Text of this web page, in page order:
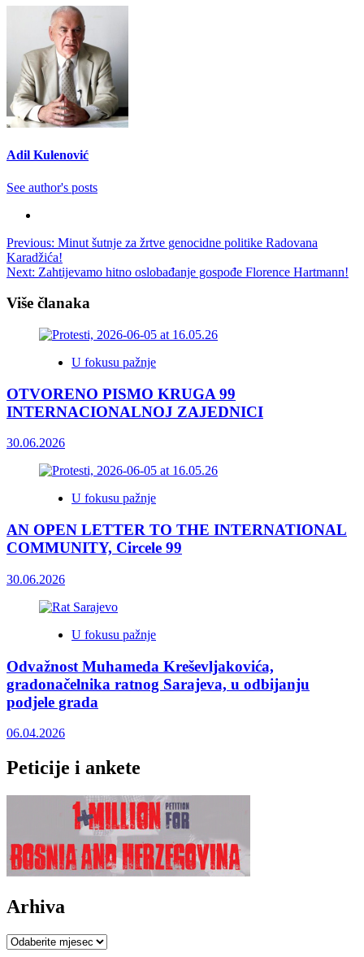
Adil Kulenović
See author's posts
Post
navigation
Previous: Minut šutnje za žrtve genocidne politike Radovana
Karadžića!
Next: Zahtijevamo hitno oslobađanje gospođe Florence Hartmann!
Više članaka
U fokusu pažnje
OTVORENO PISMO KRUGA 99
INTERNACIONALNOJ ZAJEDNICI
30.06.2026
U fokusu pažnje
AN OPEN LETTER TO THE INTERNATIONAL
COMMUNITY, Circele 99
30.06.2026
U fokusu pažnje
Odvažnost Muhameda Kreševljakovića,
gradonačelnika ratnog Sarajeva, u odbijanju
podjele grada
06.04.2026
Peticije i ankete
Arhiva
Arhiva